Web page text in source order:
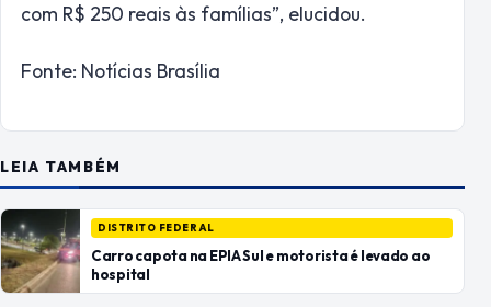
com R$ 250 reais às famílias”, elucidou.
Fonte: Notícias Brasília
LEIA TAMBÉM
DISTRITO FEDERAL
Carro capota na EPIA Sul e motorista é levado ao
hospital